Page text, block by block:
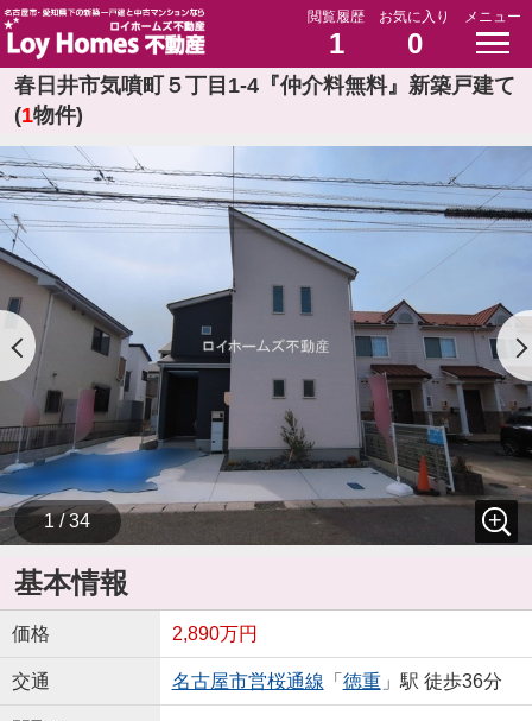
閲覧履歴
1
お気に入り
0
メニュー
春日井市気噴町５丁目1-4『仲介料無料』新築戸建て
(1物件)
1 / 34
基本情報
価格 2,890万円
交通 名古屋市営桜通線 「 徳重」駅 徒歩36分